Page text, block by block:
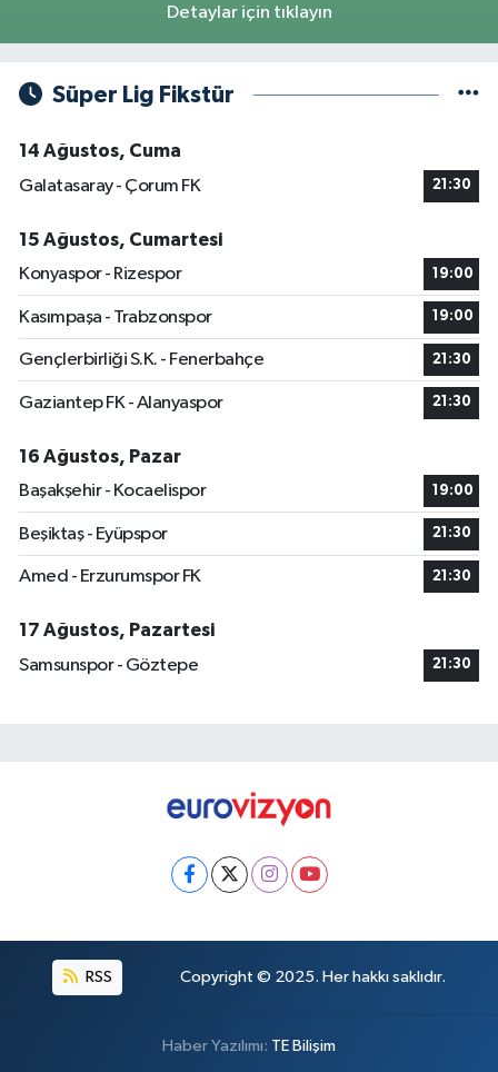
Detaylar için tıklayın
Süper Lig Fikstür
14 Ağustos, Cuma
Galatasaray - Çorum FK
21:30
15 Ağustos, Cumartesi
Konyaspor - Rizespor
19:00
Kasımpaşa - Trabzonspor 19:00
Gençlerbirliği S.K. - Fenerbahçe 21:30
Gaziantep FK - Alanyaspor 21:30
16 Ağustos, Pazar
Başakşehir - Kocaelispor
19:00
Beşiktaş - Eyüpspor 21:30
Amed - Erzurumspor FK 21:30
17 Ağustos, Pazartesi
Samsunspor - Göztepe
21:30
RSS Copyright © 2025. Her hakkı saklıdır.
Haber Yazılımı: TE Bilişim